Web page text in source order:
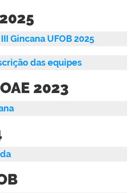
Gincana UFOB 2025
das equipes
2023